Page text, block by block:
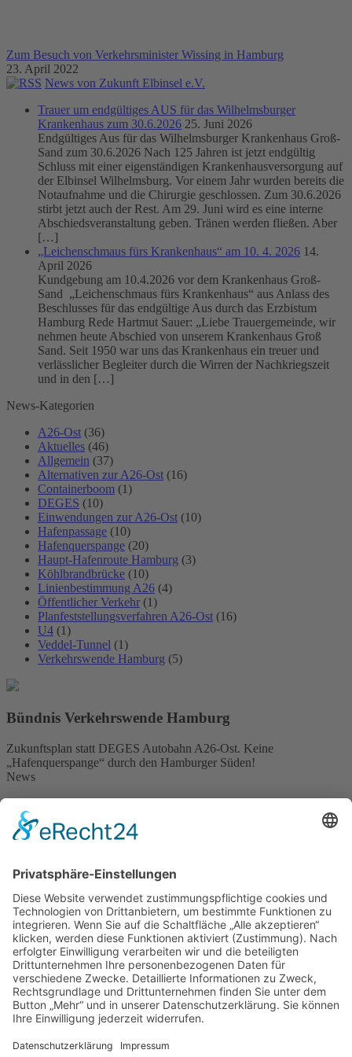
Zum Besuch von Verkehrsminister Wissing in Hamburg
23. April 2022
News von Zukunft Elbinsel e.V.
Trauer um endgültiges AUS für das Wilhelmsburger
Krankenhaus zum 30.6.2026 25. Juni 2026
Endgültiges Aus für das Wilhelmsburger Krankenhaus Groß-
Sand zum 30.6.2026 Nach 125 Jahren ist jetzt endgültig
Schluss mit einer eigenständigen Krankenhausversorgung auf
der Elbinsel Wilhelmsburg. Vor einem Jahr wurden bereits die
Notaufnahme und die Chirurgie geschlossen. Zum 30.6.2026
stirbt jetzt auch der Rest. Am 29. Juni wird es eine interne
Abschiedsveranstaltung geben. Tränen werden fließen. Aber
[…]
„Leichenschmaus fürs Krankenhaus“ am 10. 4. 2026 14.
April 2026
Kundgebung am 10.4.2026 vor dem Krankenhaus Groß-
Sand „Leichenschmaus fürs Krankenhaus“ aus Anlass des
Beschlusses für das endgültige Aus durch das Erzbistum
Hamburg Rede Hartmut Sauer: „Liebe Trauergemeinde, wir
nehmen heute Abschied von unserem Krankenhaus Groß
Sand. Seit 1950 war uns das Krankenhaus ein treuer und
verlässlicher Begleiter durch die Wirren der Nachkriegszeit
und in den […]
News-Kategorien
A26-Ost (36)
Aktuelles (46)
Allgemein (37)
Alternativen zur A26-Ost (16)
Containerboom (1)
DEGES (10)
Einwendungen zur A26-Ost (10)
Hafenpassage (10)
Hafenquerspange (20)
Haupt-Hafenroute Hamburg (3)
Köhlbrandbrücke (10)
Linienbestimmung A26 (4)
Öffentlicher Verkehr (1)
Planfeststellungsverfahren A26-Ost (16)
U4 (1)
Veddel-Tunnel (1)
Verkehrswende Hamburg (5)
Bündnis Verkehrswende Hamburg
Zukunftsplan statt DEGES Autobahn A26-Ost. Keine
„Hafenquerspange“ durch den Hamburger Süden!
News
Georg
13. Mai 2024
23. April 2023
Hamburger Klimaschutzbewegung
10. März 2023
News von Zukunft Elbinsel e.V.
Trauer um endgültiges AUS für das Wilhelmsburger
Krankenhaus zum 30.6.2026 25. Juni 2026
„Leichenschmaus fürs Krankenhaus“ am 10. 4. 2026 14.
April 2026
Erzbistum Hamburg beschliesst endgültiges Aus für
Krankenhaus Groß-Sand 22. März 2026